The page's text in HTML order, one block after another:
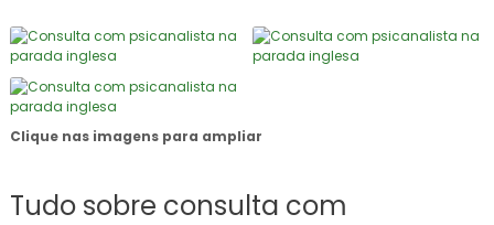
Clique nas imagens para ampliar
Tudo sobre consulta com